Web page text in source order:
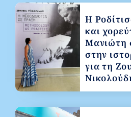
Η
και
Μανιώτη
στην
για τη